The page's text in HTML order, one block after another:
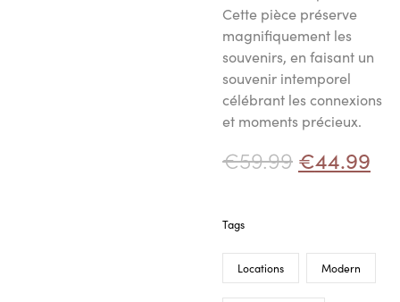
Cette pièce préserve
magnifiquement les
souvenirs, en faisant un
souvenir intemporel
célébrant les connexions
et moments précieux.
€59.99 €44.99
Tags
Locations Modern